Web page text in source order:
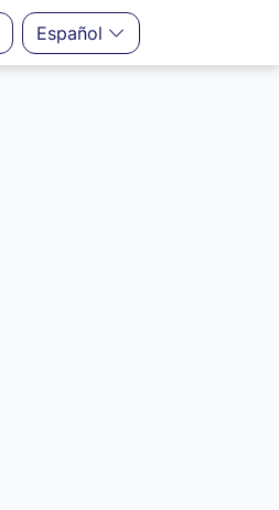
Español